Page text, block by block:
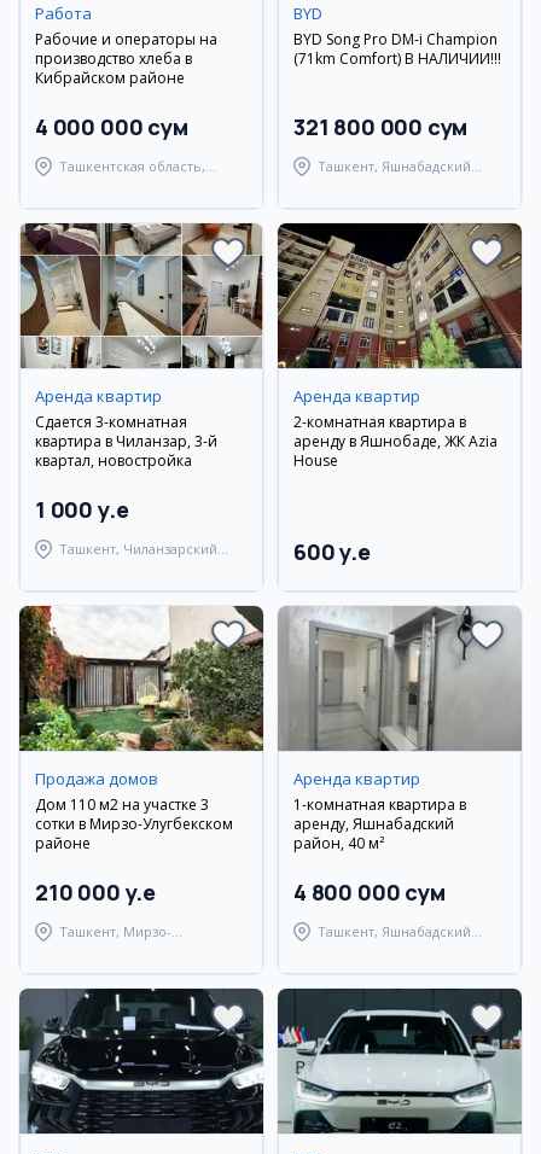
Работа
Рабочие и операторы на
производство хлеба в
Кибрайском районе
4 000 000 сум
Ташкентская область,
BYD
BYD Song Pro DM-i Champion
(71km Comfort) В НАЛИЧИИ!!!
321 800 000 сум
Ташкент, Яшнабадский
Аренда квартир
Сдается 3-комнатная
квартира в Чиланзар, 3-й
квартал, новостройка
1 000 y.e
Ташкент, Чиланзарский
Аренда квартир
2-комнатная квартира в
аренду в Яшнобаде, ЖК Azia
House
600 y.e
Продажа домов
Дом 110 м2 на участке 3
сотки в Мирзо-Улугбекском
районе
210 000 y.e
Ташкент, Мирзо-
Аренда квартир
1-комнатная квартира в
аренду, Яшнабадский
район, 40 м²
4 800 000 сум
Ташкент, Яшнабадский